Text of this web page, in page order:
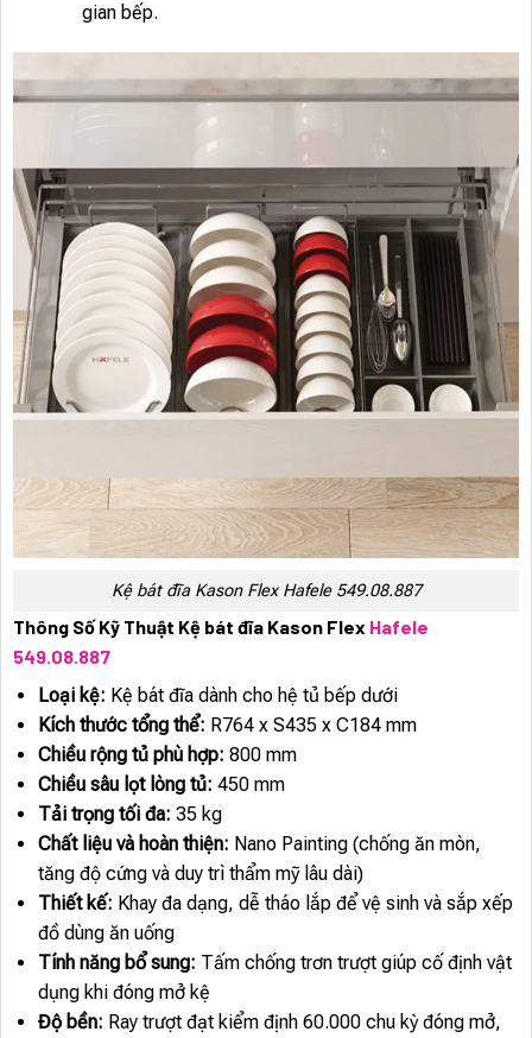
gian bếp.
Kệ bát đĩa Kason Flex Hafele 549.08.887
Thông Số Kỹ Thuật Kệ bát đĩa Kason Flex Hafele
549.08.887
Loại kệ: Kệ bát đĩa dành cho hệ tủ bếp dưới
Kích thước tổng thể: R764 x S435 x C184 mm
Chiều rộng tủ phù hợp: 800 mm
Chiều sâu lọt lòng tủ: 450 mm
Tải trọng tối đa: 35 kg
Chất liệu và hoàn thiện: Nano Painting (chống ăn mòn,
tăng độ cứng và duy trì thẩm mỹ lâu dài)
Thiết kế: Khay đa dạng, dễ tháo lắp để vệ sinh và sắp xếp
đồ dùng ăn uống
Tính năng bổ sung: Tấm chống trơn trượt giúp cố định vật
dụng khi đóng mở kệ
Độ bền: Ray trượt đạt kiểm định 60.000 chu kỳ đóng mở,